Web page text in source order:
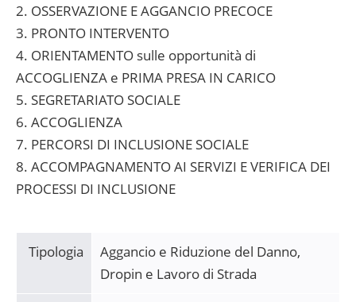
2. OSSERVAZIONE E AGGANCIO PRECOCE
3. PRONTO INTERVENTO
4. ORIENTAMENTO sulle opportunità di
ACCOGLIENZA e PRIMA PRESA IN CARICO
5. SEGRETARIATO SOCIALE
6. ACCOGLIENZA
7. PERCORSI DI INCLUSIONE SOCIALE
8. ACCOMPAGNAMENTO AI SERVIZI E VERIFICA DEI
PROCESSI DI INCLUSIONE
Tipologia
Aggancio e Riduzione del Danno,
Dropin e Lavoro di Strada